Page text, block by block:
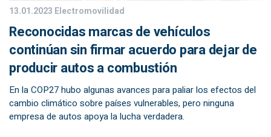
13.01.2023 Electromovilidad
Reconocidas marcas de vehículos
continúan sin firmar acuerdo para dejar de
producir autos a combustión
En la COP27 hubo algunas avances para paliar los efectos del
cambio climático sobre países vulnerables, pero ninguna
empresa de autos apoya la lucha verdadera.